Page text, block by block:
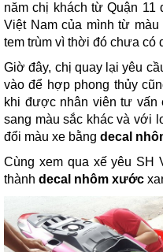
năm chị khách từ Quận 11
Việt Nam của mình từ
tem trùm vì thời đó chưa
Giờ đây, chị quay lại yêu
vào để hợp phong thủy
khi được nhân viên tư vấn
sang màu sắc khác và với
đổi màu xe bằng decal
Cùng xem qua xế yêu SH
thành decal nhôm xước